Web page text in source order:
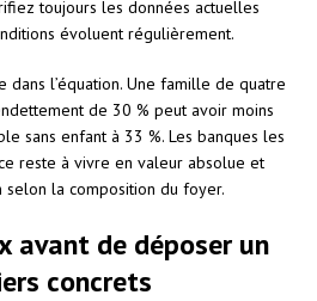
toujours les données actuelles
évoluent régulièrement.
dans l’équation. Une famille de quatre
de 30 % peut avoir moins
sans enfant à 33 %. Les banques les
reste à vivre en valeur absolue et
selon la composition du foyer.
avant de déposer un
concrets